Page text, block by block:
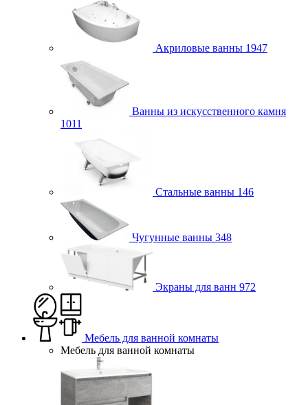
Акриловые ванны 1947
Ванны из искусственного камня
1011
Стальные ванны 146
Чугунные ванны 348
Экраны для ванн 972
Мебель для ванной комнаты
Мебель для ванной комнаты